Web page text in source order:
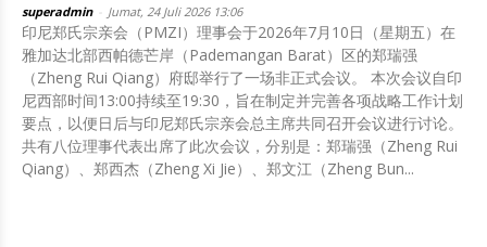
superadmin Jumat, 24 Juli 2026 13:06
印尼郑氏宗亲会（PMZI）理事会于2026年7月10日（星期五）在
雅加达北部西帕德芒岸（Pademangan Barat）区的郑瑞强
（Zheng Rui Qiang）府邸举行了一场非正式会议。 本次会议自印
尼西部时间13:00持续至19:30，旨在制定并完善各项战略工作计划
要点，以便日后与印尼郑氏宗亲会总主席共同召开会议进行讨论。
共有八位理事代表出席了此次会议，分别是：郑瑞强（Zheng Rui
Qiang）、郑西杰（Zheng Xi Jie）、郑文江（Zheng Bun...